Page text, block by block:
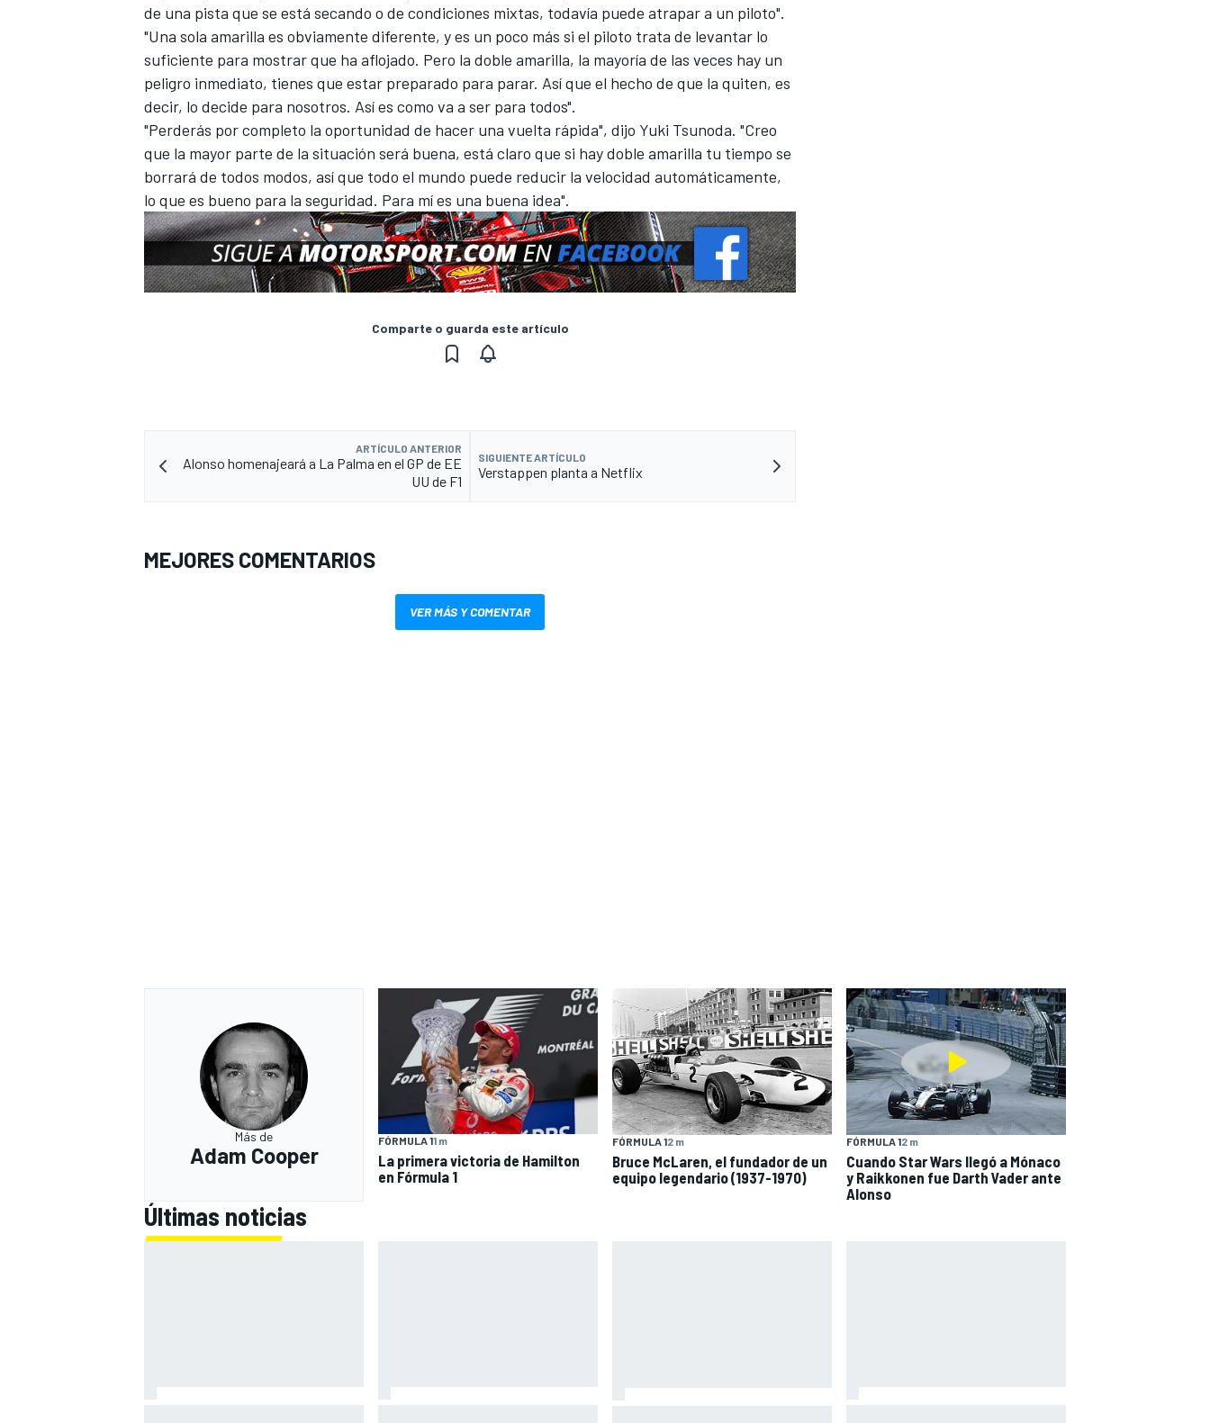
MÁS CATEGORÍAS
de una pista que se está secando o de condiciones mixtas, todavía puede atrapar a un piloto".
"Una sola amarilla es obviamente diferente, y es un poco más si el piloto trata de levantar lo
suficiente para mostrar que ha aflojado. Pero la doble amarilla, la mayoría de las veces hay un
peligro inmediato, tienes que estar preparado para parar. Así que el hecho de que la quiten, es
decir, lo decide para nosotros. Así es como va a ser para todos".
"Perderás por completo la oportunidad de hacer una vuelta rápida", dijo Yuki Tsunoda. "Creo
que la mayor parte de la situación será buena, está claro que si hay doble amarilla tu tiempo se
borrará de todos modos, así que todo el mundo puede reducir la velocidad automáticamente,
lo que es bueno para la seguridad. Para mí es una buena idea".
Comparte o guarda este artículo
ARTÍCULO ANTERIOR
Alonso homenajeará a La Palma en el GP de EE
UU de F1
SIGUIENTE ARTÍCULO
Verstappen planta a Netflix
MEJORES COMENTARIOS
VER MÁS Y COMENTAR
Más de
Adam Cooper
FÓRMULA 11 m
La primera victoria de Hamilton
en Fórmula 1
FÓRMULA 12 m
Bruce McLaren, el fundador de un
equipo legendario (1937-1970)
FÓRMULA 12 m
Cuando Star Wars llegó a Mónaco
y Raikkonen fue Darth Vader ante
Alonso
Últimas noticias